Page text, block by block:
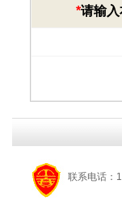
*请输
联系电话：